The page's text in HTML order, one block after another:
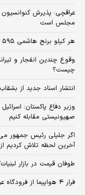
عراقچی: پذیرش
مجلس است
هر کیلو برنج هاشمی ۵۹۵ هزار تومان شد/ قیمت جدید برنج در بازار
وقوع چندین انفجار و
چیست؟
انتشار اسناد جدید از
وزیر دفاع پاکستان:
صهیونیستی مقابله کنیم
اگر جلیلی رئیس جمهور
آخرین لحظه تلاش کردیم
طوفان قیمت در بازار
فرار ۴ هواپیما از فرودگاه عربستان/ ماجرا چیست؟